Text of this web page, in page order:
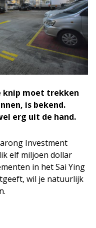
knip moet trekken
is bekend.
erg uit de hand.
Investment
elf miljoen dollar
in het Sai Ying
wil je natuurlijk